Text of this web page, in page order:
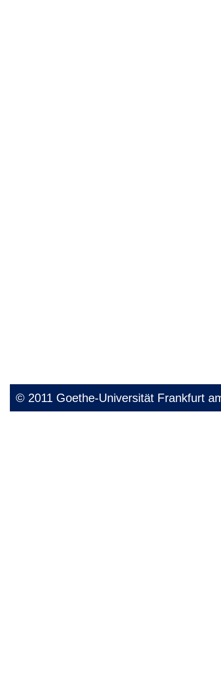
© 2011 Goethe-Universität Frankfurt